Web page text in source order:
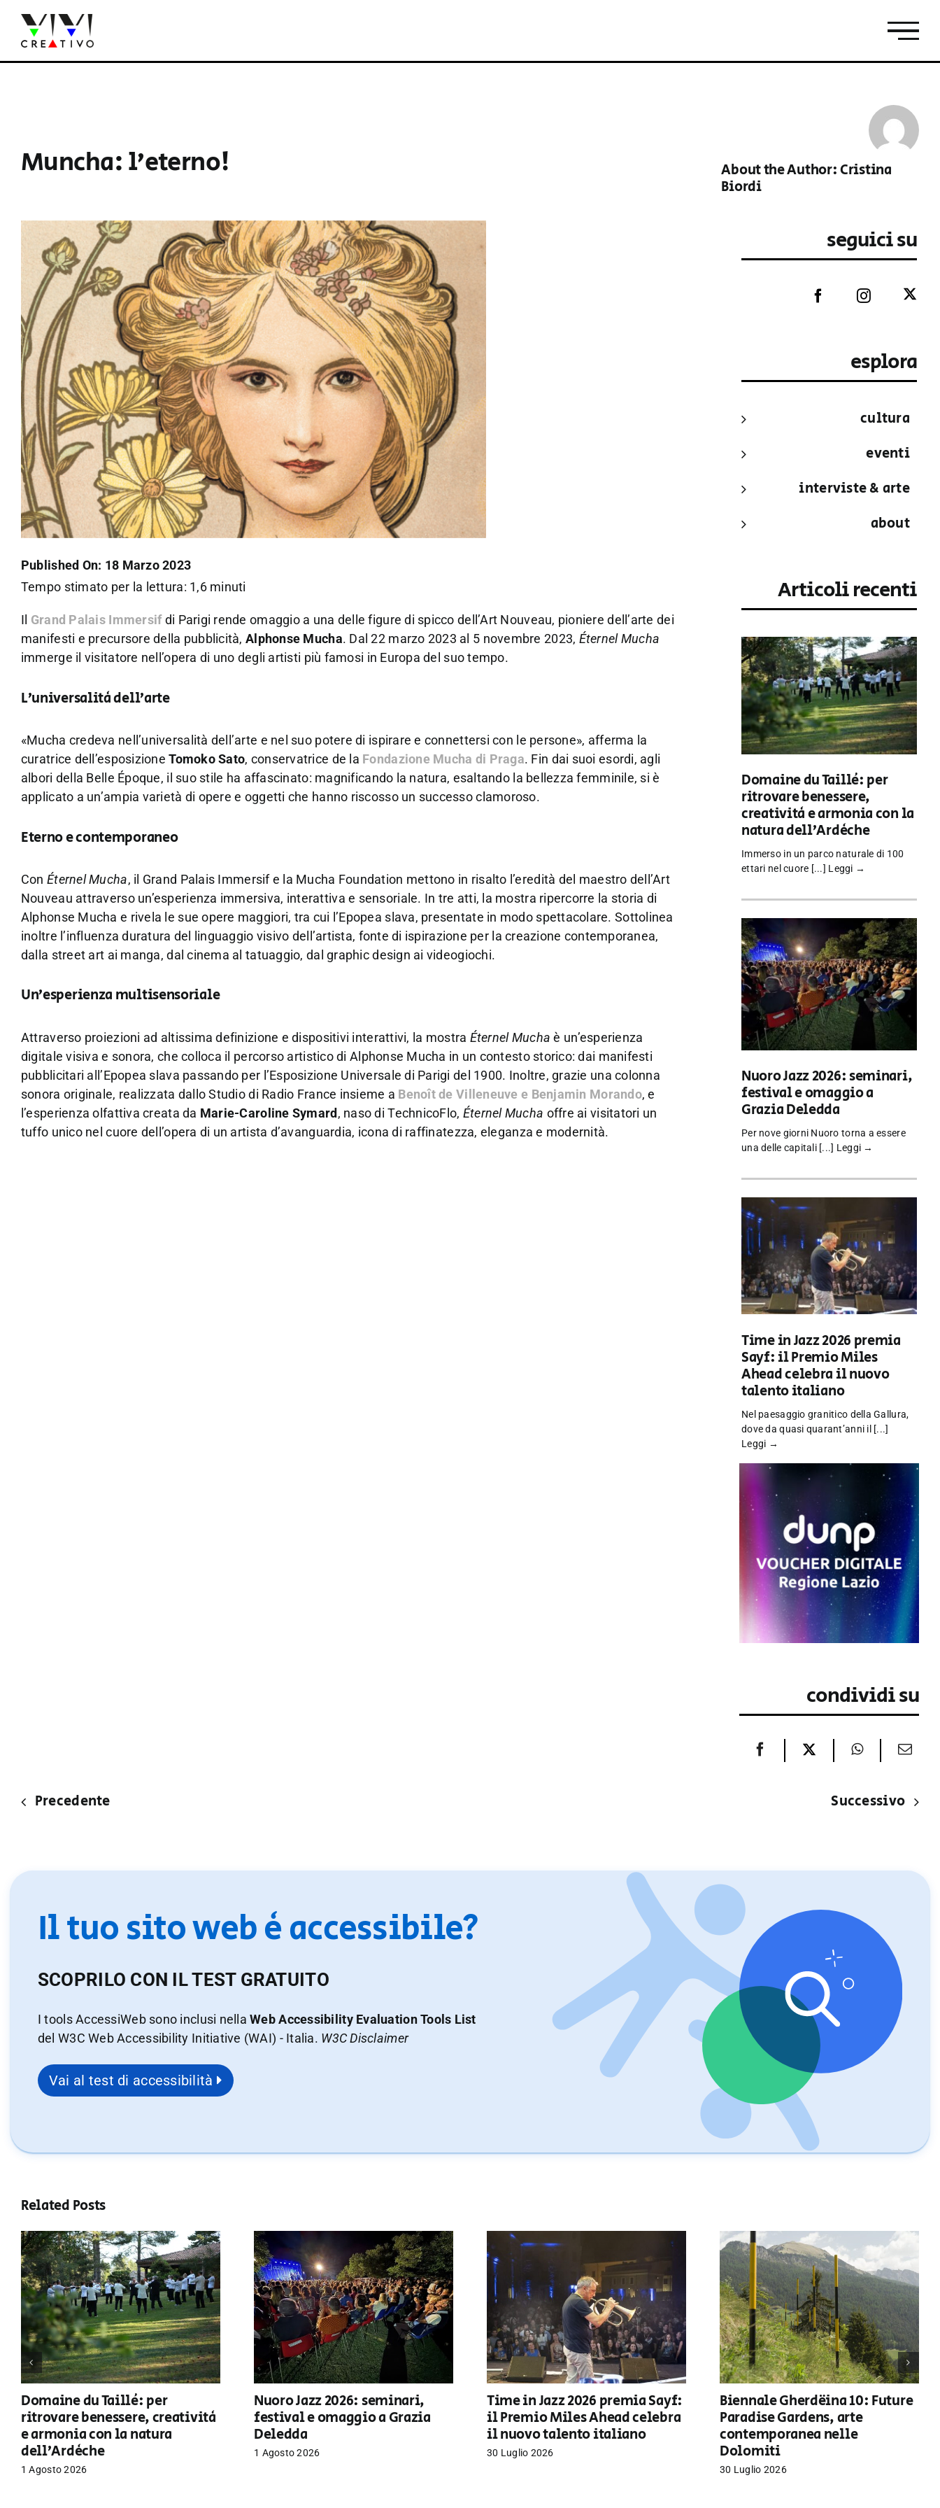
contenuto
Muncha: l’eterno! About the Author:Cristina
Biordi
Published On: 18 Marzo 2023
Tempo stimato per la lettura: 1,6 minuti
Il Grand Palais Immersifdi Parigi rende omaggio a una delle figure di spicco dell’Art Nouveau, pioniere dell’arte dei
manifesti e precursore della pubblicità,Alphonse Mucha. Dal 22 marzo 2023 al 5 novembre 2023, Éternel Mucha
immerge il visitatore nell’opera di uno degli artisti più famosi in Europa del suo tempo.
L’universalità dell’arte
«Mucha credeva nell’universalità dell’arte e nel suo potere di ispirare e connettersi con le persone», afferma la
curatrice dell’esposizioneTomoko Sato, conservatrice de la Fondazione Mucha di Praga. Fin dai suoi esordi, agli
albori della Belle Époque, il suo stile ha affascinato: magnificando la natura, esaltando la bellezza femminile, si è
applicato a un’ampia varietà di opere e oggetti che hanno riscosso un successo clamoroso.
Eterno e contemporaneo
ConÉternel Mucha, il Grand Palais Immersif e la Mucha Foundation mettono in risalto l’eredità del maestro dell’Art
Nouveau attraverso un’esperienza immersiva, interattiva e sensoriale. In tre atti, la mostra ripercorre la storia di
Alphonse Mucha e rivela le sue opere maggiori, tra cui l’Epopea slava, presentate in modo spettacolare. Sottolinea
inoltre l’influenza duratura del linguaggio visivo dell’artista, fonte di ispirazione per la creazione contemporanea,
dalla street art ai manga, dal cinema al tatuaggio, dal graphic design ai videogiochi.
Un’esperienza multisensoriale
Attraverso proiezioni ad altissima definizione e dispositivi interattivi, la mostra Éternel Mucha è un’esperienza
digitale visiva e sonora, che colloca il percorso artistico di Alphonse Mucha in un contesto storico: dai manifesti
pubblicitari all’Epopea slava passando per l’Esposizione Universale di Parigi del 1900. Inoltre, grazie una colonna
sonora originale, realizzata dallo Studio di Radio France insieme a Benoît de Villeneuve e Benjamin Morando, e
l’esperienza olfattiva creata da Marie-Caroline Symard, naso di TechnicoFlo, Éternel Mucha offre ai visitatori un
tuffo unico nel cuore dell’opera di un artista d’avanguardia, icona di raffinatezza, eleganza e modernità.
seguici su
esplora
cultura
eventi
interviste & arte
about
Articoli recenti
Domaine du Taillé: per
ritrovare benessere,
creatività e armonia con la
natura dell’Ardèche
Immerso in un parco naturale di 100
ettari nel cuore [...] Leggi →
Nuoro Jazz 2026: seminari,
festival e omaggio a
Grazia Deledda
Per nove giorni Nuoro torna a essere
una delle capitali [...] Leggi →
Time in Jazz 2026 premia
Sayf: il Premio Miles
Ahead celebra il nuovo
talento italiano
Nel paesaggio granitico della Gallura,
dove da quasi quarant’anni il [...]
Leggi →
condividi su
Precedente Successivo
Il tuo sito web è accessibile?
SCOPRILO CON IL TEST GRATUITO
I tools AccessiWeb sono inclusi nellaWeb Accessibility Evaluation Tools List
del W3C Web Accessibility Initiative (WAI) - Italia. W3C Disclaimer
Vai al test di accessibilità
Related Posts
Domaine du Taillé: per
ritrovare benessere, creatività
e armonia con la natura
dell’Ardèche
1 Agosto 2026
Nuoro Jazz 2026: seminari,
festival e omaggio a Grazia
Deledda
1 Agosto 2026
Time in Jazz 2026 premia Sayf:
il Premio Miles Ahead celebra
il nuovo talento italiano
30 Luglio 2026
Biennale Gherdëina 10: Future
Paradise Gardens, arte
contemporanea nelle
Dolomiti
30 Luglio 2026